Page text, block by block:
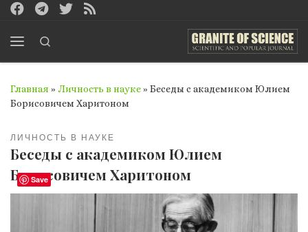
Перейти к содержимому
Главная » Личность в науке» Беседы с академиком Юлием
Борисовичем Харитоном
ЛИЧНОСТЬ В НАУКЕ
Беседы с академиком Юлием
Борисовичем Харитоном
Save